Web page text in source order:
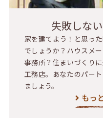
失敗しな
家を建てよう！と思っ
でしょうか？ハウスメ
事務所？住まいづくり
工務店。あなたのパー
ましょう。
もっ